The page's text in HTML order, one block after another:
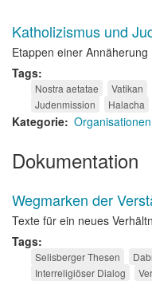
Katholizismus und
Etappen einer Annäherung
Tags
Nostra aetatae Vatikan
Judenmission
Halacha
Kategorie Organisationen
Dokumentation
Wegmarken der
Texte für ein neues
Tags
Selisberger Thesen
Interreligiöser Dialog